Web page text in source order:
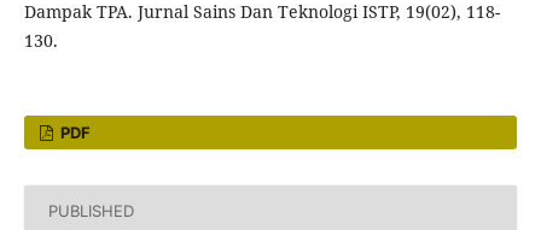
Dampak TPA. Jurnal Sains Dan Teknologi ISTP, 19(02), 118-
130.
PDF
PUBLISHED